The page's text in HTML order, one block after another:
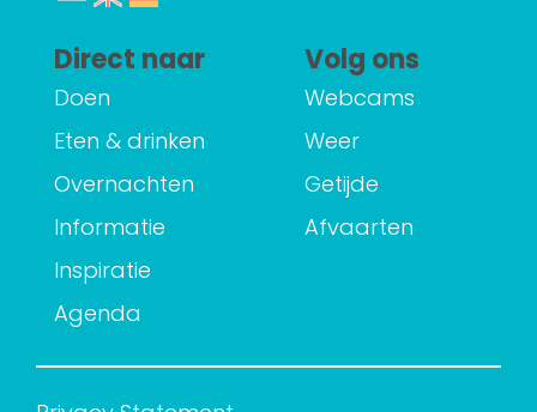
Direct naar
Doen
Eten & drinken
Overnachten
Informatie
Inspiratie
Agenda
Volg ons
Webcams
Weer
Getijde
Afvaarten